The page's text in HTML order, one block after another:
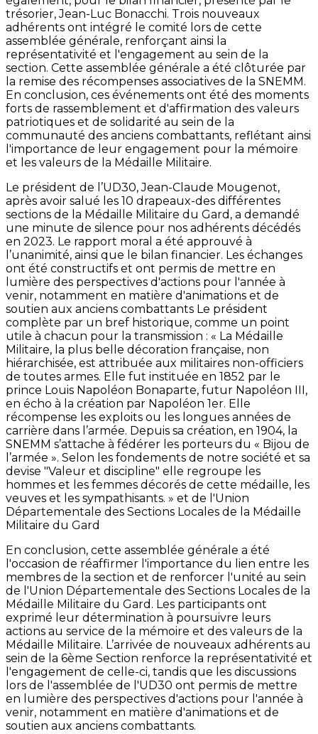
trésorier, Jean-Luc Bonacchi. Trois nouveaux
adhérents ont intégré le comité lors de cette
assemblée générale, renforçant ainsi la
représentativité et l'engagement au sein de la
section. Cette assemblée générale a été clôturée par
la remise des récompenses associatives de la SNEMM.
En conclusion, ces événements ont été des moments
forts de rassemblement et d'affirmation des valeurs
patriotiques et de solidarité au sein de la
communauté des anciens combattants, reflétant ainsi
l'importance de leur engagement pour la mémoire
et les valeurs de la Médaille Militaire.
Le président de l’UD30, Jean-Claude Mougenot,
après avoir salué les 10 drapeaux-des différentes
sections de la Médaille Militaire du Gard, a demandé
une minute de silence pour nos adhérents décédés
en 2023. Le rapport moral a été approuvé à
l’unanimité, ainsi que le bilan financier. Les échanges
ont été constructifs et ont permis de mettre en
lumière des perspectives d'actions pour l'année à
venir, notamment en matière d'animations et de
soutien aux anciens combattants Le président
complète par un bref historique, comme un point
utile à chacun pour la transmission : « La Médaille
Militaire, la plus belle décoration française, non
hiérarchisée, est attribuée aux militaires non-officiers
de toutes armes. Elle fut instituée en 1852 par le
prince Louis Napoléon Bonaparte, futur Napoléon III,
en écho à la création par Napoléon 1er. Elle
récompense les exploits ou les longues années de
carrière dans l’armée. Depuis sa création, en 1904, la
SNEMM s’attache à fédérer les porteurs du « Bijou de
l’armée ». Selon les fondements de notre société et sa
devise "Valeur et discipline" elle regroupe les
hommes et les femmes décorés de cette médaille, les
veuves et les sympathisants. » et de l'Union
Départementale des Sections Locales de la Médaille
Militaire du Gard
En conclusion, cette assemblée générale a été
l'occasion de réaffirmer l'importance du lien entre les
membres de la section et de renforcer l'unité au sein
de l'Union Départementale des Sections Locales de la
Médaille Militaire du Gard. Les participants ont
exprimé leur détermination à poursuivre leurs
actions au service de la mémoire et des valeurs de la
Médaille Militaire. L’arrivée de nouveaux adhérents au
sein de la 6ème Section renforce la représentativité et
l'engagement de celle-ci, tandis que les discussions
lors de l'assemblée de l'UD30 ont permis de mettre
en lumière des perspectives d'actions pour l'année à
venir, notamment en matière d'animations et de
soutien aux anciens combattants.